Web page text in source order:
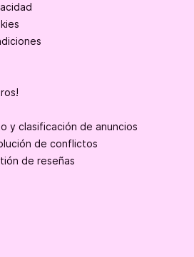
y clasificación de anuncios
de conflictos
de reseñas